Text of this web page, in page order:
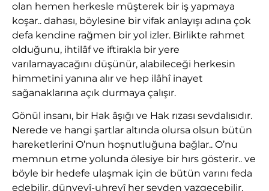
olan hemen herkesle müşterek bir iş yapmaya
koşar.. dahası, böylesine bir vifak anlayışı adına çok
defa kendine rağmen bir yol izler. Birlikte rahmet
olduğunu, ihtilâf ve iftirakla bir yere
varılamayacağını düşünür, alabileceği herkesin
himmetini yanına alır ve hep ilâhî inayet
sağanaklarına açık durmaya çalışır.
Gönül insanı, bir Hak âşığı ve Hak rızası sevdalısıdır.
Nerede ve hangi şartlar altında olursa olsun bütün
hareketlerini O’nun hoşnutluğuna bağlar.. O’nu
memnun etme yolunda ölesiye bir hırs gösterir.. ve
böyle bir hedefe ulaşmak için de bütün varını feda
edebilir, dünyevî-uhrevî her şeyden vazgeçebilir.